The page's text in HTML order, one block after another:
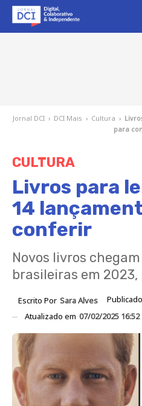
Jornal DCI › DCI Mais › Cultura ›
para
CULTURA
Livros para
14
conferir
Novos livros
brasileiras em 2023,
Escrito Por Sara Alves
Atualizado em 07/02/2025 16:52